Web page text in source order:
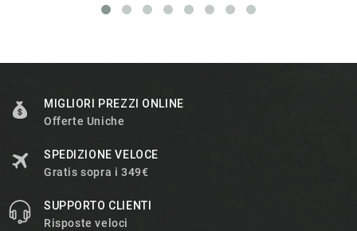
MIGLIORI PREZZI ONLINE
Offerte Uniche
SPEDIZIONE VELOCE
Gratis sopra i 349€
SUPPORTO CLIENTI
Risposte veloci